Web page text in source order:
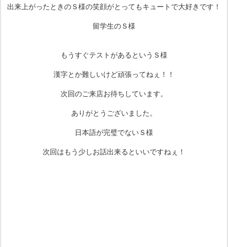
出来上がったときのＳ様の笑顔がとってもキュートで大好きです！
留学生のＳ様
もうすぐテストがあるというＳ様
漢字とか難しいけど頑張ってねぇ！！
次回のご来店お待ちしています。
ありがとうございました。
日本語が完璧でないＳ様
次回はもう少しお話出来るといいですねぇ！